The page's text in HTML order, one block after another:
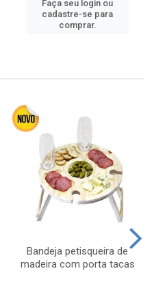
Faça seu login ou
cadastre-se para
comprar.
Bandeja petisqueira de
madeira com porta tacas